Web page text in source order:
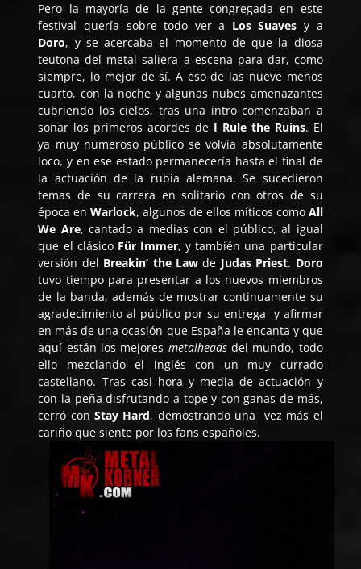
Pero la mayoría de la gente congregada en este
festival quería sobre todo ver a Los Suaves y a
Doro, y se acercaba el momento de que la diosa
teutona del metal saliera a escena para dar, como
siempre, lo mejor de sí. A eso de las nueve menos
cuarto, con la noche y algunas nubes amenazantes
cubriendo los cielos, tras una intro comenzaban a
sonar los primeros acordes de I Rule the Ruins. El
ya muy numeroso público se volvía absolutamente
loco, y en ese estado permanecería hasta el final de
la actuación de la rubia alemana. Se sucedieron
temas de su carrera en solitario con otros de su
época enWarlock, algunos de ellos míticos como All
We Are, cantado a medias con el público, al igual
que el clásico Für Immer, y también una particular
versión del Breakin’ the Law de Judas Priest. Doro
tuvo tiempo para presentar a los nuevos miembros
de la banda, además de mostrar continuamente su
agradecimiento al público por su entrega y afirmar
en más de una ocasión que España le encanta y que
aquí están los mejores metalheadsdel mundo, todo
ello mezclando el inglés con un muy currado
castellano. Tras casi hora y media de actuación y
con la peña disfrutando a tope y con ganas de más,
cerró conStay Hard, demostrando una vez más el
cariño que siente por los fans españoles.